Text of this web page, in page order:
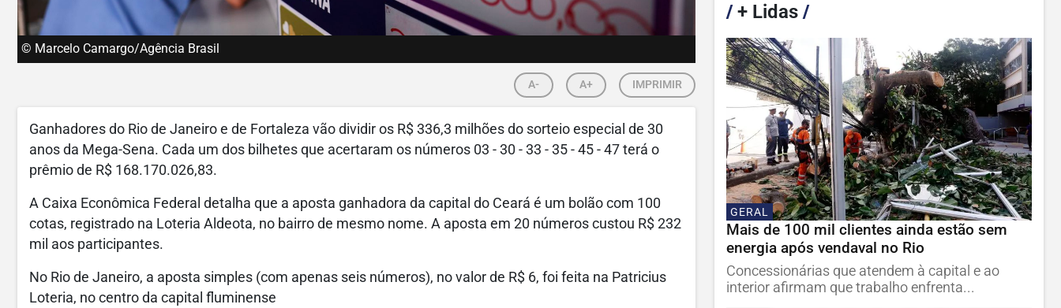
© Marcelo Camargo/Agência Brasil
A- A+ IMPRIMIR
Ganhadores do Rio de Janeiro e de Fortaleza vão dividir os R$ 336,3 milhões do sorteio especial de 30
anos da Mega-Sena. Cada um dos bilhetes que acertaram os números 03 - 30 - 33 - 35 - 45 - 47 terá o
prêmio de R$ 168.170.026,83.
A Caixa Econômica Federal detalha que a aposta ganhadora da capital do Ceará é um bolão com 100
cotas, registrado na Loteria Aldeota, no bairro de mesmo nome. A aposta em 20 números custou R$ 232
mil aos participantes.
No Rio de Janeiro, a aposta simples (com apenas seis números), no valor de R$ 6, foi feita na Patricius
Loteria, no centro da capital fluminense
/+ Lidas /
GERAL
Mais de 100 mil clientes ainda estão sem
energia após vendaval no Rio
Concessionárias que atendem à capital e ao
interior afirmam que trabalho enfrenta...